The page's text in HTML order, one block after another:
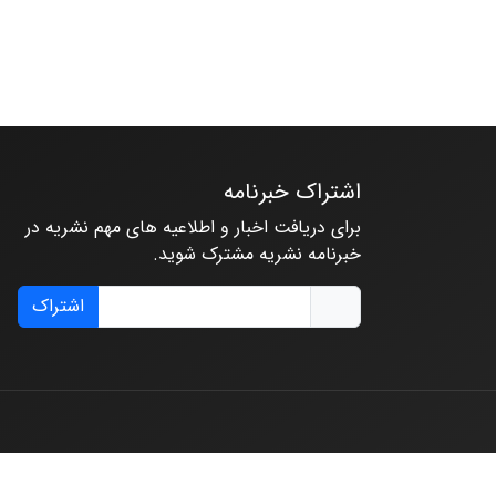
اشتراک خبرنامه
برای دریافت اخبار و اطلاعیه های مهم نشریه در
خبرنامه نشریه مشترک شوید.
اشتراک